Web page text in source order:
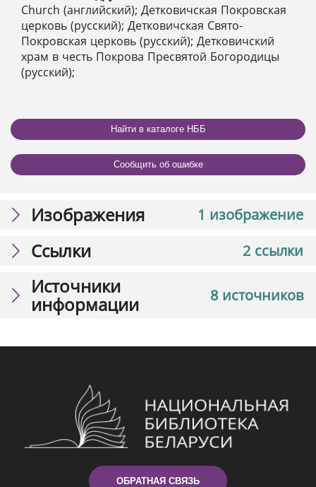
Church (английский); Детковичская Покровская
церковь (русский); Детковичская Свято-
Покровская церковь (русский); Детковичский
храм в честь Покрова Пресвятой Богородицы
(русский);
Найти в каталоге НББ
Сообщить об ошибке
1 изображение
Изображения
2 ссылки
Ссылки
8 источников
Источники
информации
ОБРАТНАЯ СВЯЗЬ